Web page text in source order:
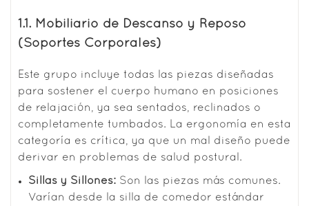
1.1. Mobiliario de Descanso y Reposo
(Soportes Corporales)
Este grupo incluye todas las piezas diseñadas
para sostener el cuerpo humano en posiciones
de relajación, ya sea sentados, reclinados o
completamente tumbados. La ergonomía en esta
categoría es crítica, ya que un mal diseño puede
derivar en problemas de salud postural.
Sillas y Sillones: Son las piezas más comunes.
Varían desde la silla de comedor estándar